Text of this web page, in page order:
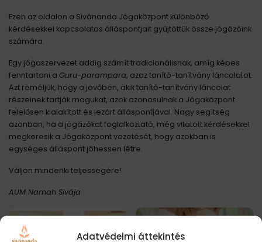
Adatvédelmi áttekintés
Ezen az oldalon a Sivánanda Jógaközpont különböző
kérdésekkel kapcsolatos álláspontjait gyűjtöttük össze jógázóink
számára.
Egy jógaszervezet addig számít tradicionálisnak, amíg képes
fenntartani a Guru-parampara, azaz tanító-tanítvány láncolatot.
Azt reméljük, hogy a jövőben, akik tanító-tanítvány láncolat
részeinek tartják magukat, azok azonosulnak a Jógaközpont
felelősen kialakított és lezárt álláspontjával. Nagy segítség
azonban, ha a jógázókat foglalkoztató, még vitatott kérdésekkel
megkeresik a Jógaközpont vezetését, hogy azokban is
egységes álláspont jöhessen létre.
Váljon mindenki teljességére!
AUM Namah Sivája